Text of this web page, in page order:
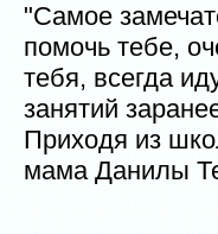
"Самое
помочь тебе,
тебя, всегда
занятий
Приходя из
мама Данилы